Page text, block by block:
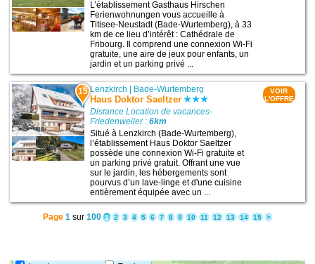
L’établissement Gasthaus Hirschen
Ferienwohnungen vous accueille à
Titisee-Neustadt (Bade-Wurtemberg), à 33
km de ce lieu d’intérêt : Cathédrale de
Fribourg. Il comprend une connexion Wi-Fi
gratuite, une aire de jeux pour enfants, un
jardin et un parking privé ...
15 Lenzkirch Bade-Wurtemberg
Haus Doktor Saeltzer
Distance Location de vacances-
Friedenweiler :6km
Situé à Lenzkirch (Bade-Wurtemberg),
l’établissement Haus Doktor Saeltzer
possède une connexion Wi-Fi gratuite et
un parking privé gratuit. Offrant une vue
sur le jardin, les hébergements sont
pourvus d’un lave-linge et d'une cuisine
entièrement équipée avec un ...
VOIR
L'OFFRE
Page 1 sur 100 1 2 3 4 5 6 7 8 9 10 11 12 13 14 15 >